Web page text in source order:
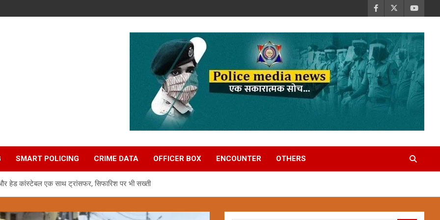
SMART POLICING CRIME DATA OFFICER BOX ENCOUNTER OTHERS
हेड कांस्टेबल एक साथ ट्रांसफर, सिफारिश पर भी सख्ती